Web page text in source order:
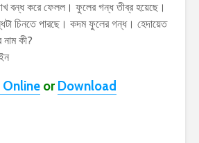
বন্ধ করে ফেলল। ফুলের গন্ধ তীব্র হয়েছে।
চিনতে পারছে। কদম ফুলের গন্ধ। হেদায়েত
কী?
Online or Download